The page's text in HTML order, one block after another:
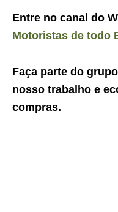
Entre no canal do
Motoristas de todo
Faça parte do grupo
nosso trabalho e
compras.